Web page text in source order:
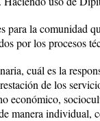
para la comunidad
por los procesos
cuál es la
de los
económico,
manera individual,